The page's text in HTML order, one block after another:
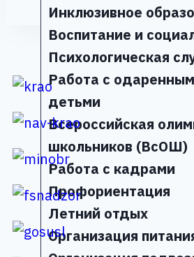
Инклюзивное
Воспитание и
Психологическая
Работа с
детьми
Всероссийская
школьников (ВсОШ)
Работа с кадрами
Профориентация
Летний отдых
Организация